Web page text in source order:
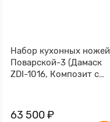
Набор кухонных ножей
Поварской-3 (Дамаск
ZDI-1016, Композит с
Мокумэ-ганэ)
63 500 ₽